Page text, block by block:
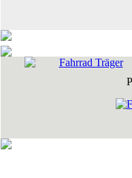
Fahrrad Träger